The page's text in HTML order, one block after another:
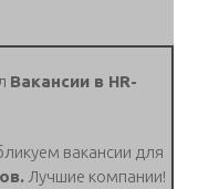
Вакансии в HR-
вакансии для
Лучшие компании!